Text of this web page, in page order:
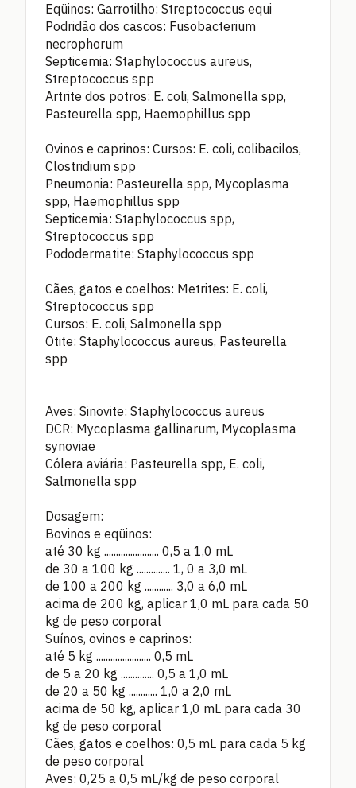
Eqüinos: Garrotilho: Streptococcus equi
Podridão dos cascos: Fusobacterium
necrophorum
Septicemia: Staphylococcus aureus,
Streptococcus spp
Artrite dos potros: E. coli, Salmonella spp,
Pasteurella spp, Haemophillus spp
Ovinos e caprinos: Cursos: E. coli, colibacilos,
Clostridium spp
Pneumonia: Pasteurella spp, Mycoplasma
spp, Haemophillus spp
Septicemia: Staphylococcus spp,
Streptococcus spp
Pododermatite: Staphylococcus spp
Cães, gatos e coelhos: Metrites: E. coli,
Streptococcus spp
Cursos: E. coli, Salmonella spp
Otite: Staphylococcus aureus, Pasteurella
spp
Aves: Sinovite: Staphylococcus aureus
DCR: Mycoplasma gallinarum, Mycoplasma
synoviae
Cólera aviária: Pasteurella spp, E. coli,
Salmonella spp
Dosagem:
Bovinos e eqüinos:
até 30 kg ....................... 0,5 a 1,0 mL
de 30 a 100 kg .............. 1, 0 a 3,0 mL
de 100 a 200 kg ............ 3,0 a 6,0 mL
acima de 200 kg, aplicar 1,0 mL para cada 50
kg de peso corporal
Suínos, ovinos e caprinos:
até 5 kg ....................... 0,5 mL
de 5 a 20 kg .............. 0,5 a 1,0 mL
de 20 a 50 kg ............ 1,0 a 2,0 mL
acima de 50 kg, aplicar 1,0 mL para cada 30
kg de peso corporal
Cães, gatos e coelhos: 0,5 mL para cada 5 kg
de peso corporal
Aves: 0,25 a 0,5 mL/kg de peso corporal